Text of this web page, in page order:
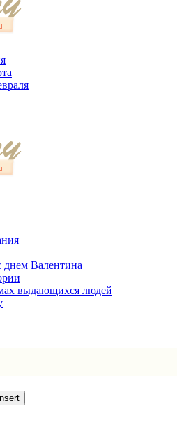
днем Валентина
выдающихся людей
Insert